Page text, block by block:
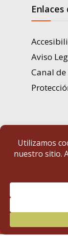
Aviso
Canal
Portal de